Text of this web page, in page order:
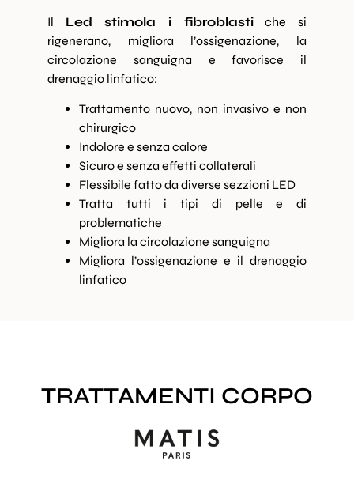
Il Led stimola i fibroblastiche si
rigenerano, migliora l’ossigenazione, la
circolazione sanguigna e favorisce il
drenaggio linfatico:
Trattamento nuovo, non invasivo e non
chirurgico
Indolore e senza calore
Sicuro e senza effetti collaterali
Flessibile fatto da diverse sezzioni LED
Tratta tutti i tipi di pelle e di
problematiche
Migliora la circolazione sanguigna
Migliora l’ossigenazione e il drenaggio
linfatico
TRATTAMENTI CORPO